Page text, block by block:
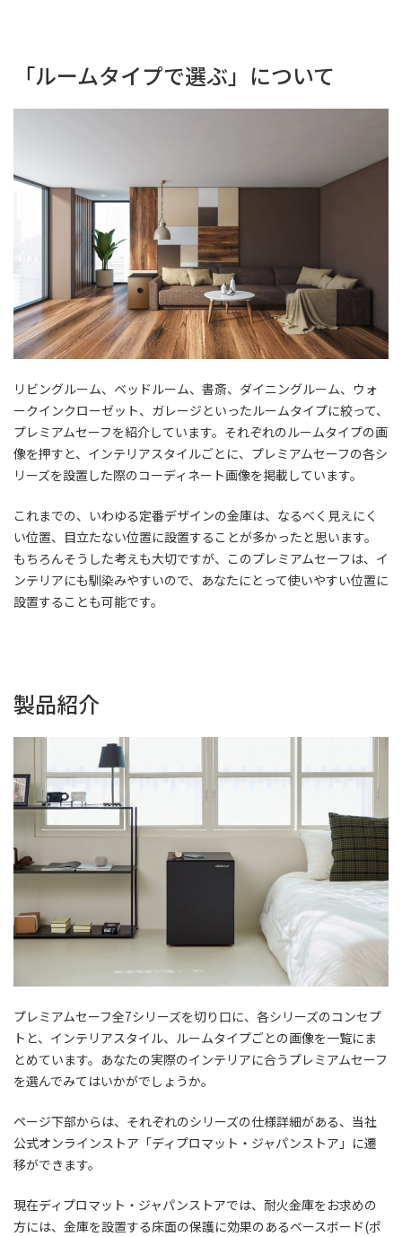
「ルームタイプで選ぶ」について
リビングルーム、ベッドルーム、書斎、ダイニングルーム、ウォ
ークインクローゼット、ガレージといったルームタイプに絞って、
プレミアムセーフを紹介しています。それぞれのルームタイプの画
像を押すと、インテリアスタイルごとに、プレミアムセーフの各シ
リーズを設置した際のコーディネート画像を掲載しています。
これまでの、いわゆる定番デザインの金庫は、なるべく見えにく
い位置、目立たない位置に設置することが多かったと思います。
もちろんそうした考えも大切ですが、このプレミアムセーフは、イ
ンテリアにも馴染みやすいので、あなたにとって使いやすい位置に
設置することも可能です。
製品紹介
プレミアムセーフ全7シリーズを切り口に、各シリーズのコンセプ
トと、インテリアスタイル、ルームタイプごとの画像を一覧にま
とめています。あなたの実際のインテリアに合うプレミアムセーフ
を選んでみてはいかがでしょうか。
ページ下部からは、それぞれのシリーズの仕様詳細がある、当社
公式オンラインストア「ディプロマット・ジャパンストア」に遷
移ができます。
現在ディプロマット・ジャパンストアでは、耐火金庫をお求めの
方には、金庫を設置する床面の保護に効果のあるベースボード(ポ